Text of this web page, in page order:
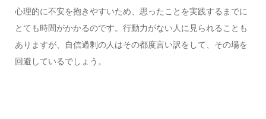
心理的に不安を抱きやすいため、思ったことを実践するまでに
とても時間がかかるのです。行動力がない人に見られることも
ありますが、自信過剰の人はその都度言い訳をして、その場を
回避しているでしょう。